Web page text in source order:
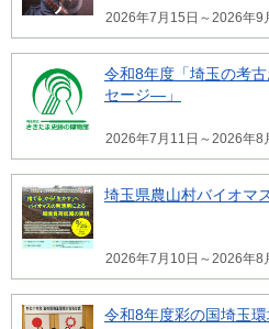
2026年7月15日～2026年9
令和8年度「埼玉の考
セージ―」
2026年7月11日～2026年8
埼玉県農山村バイオマ
2026年7月10日～2026年8
令和8年度彩の国埼玉